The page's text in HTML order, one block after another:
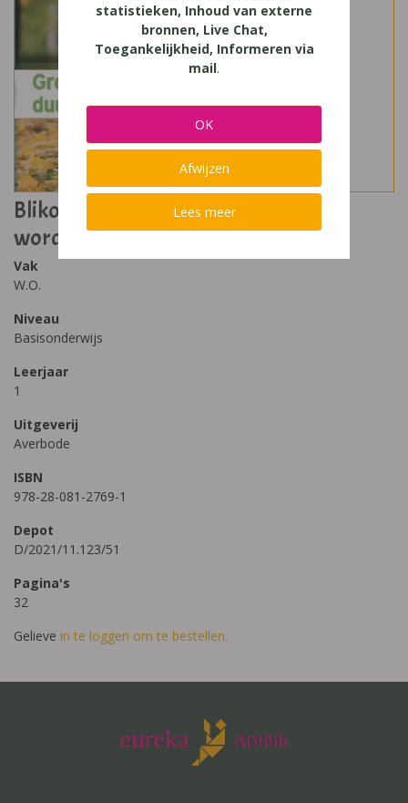
Blikopener Bronnenboek 1 - Groot
worden
Vak
W.O.
Niveau
Basisonderwijs
Leerjaar
1
Uitgeverij
Averbode
ISBN
978-28-081-2769-1
Depot
D/2021/11.123/51
Pagina's
32
Gelieve in te loggen om te bestellen.
statistieken, Inhoud van externe
bronnen, Live Chat,
Toegankelijkheid, Informeren via
mail.
OK
Afwijzen
Lees meer